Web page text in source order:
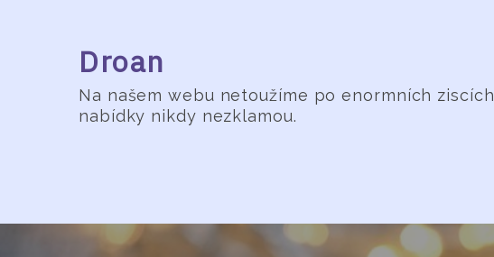
Droan
Na našem webu netoužíme po enormních
nabídky nikdy nezklamou.